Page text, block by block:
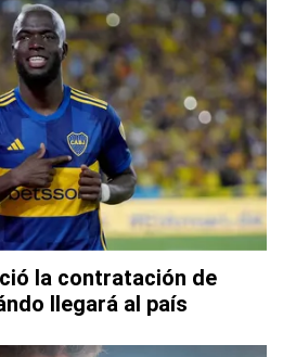
la contratación de
llegará al país